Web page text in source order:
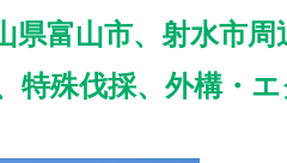
県富山市、射水市
特殊伐採、外構・